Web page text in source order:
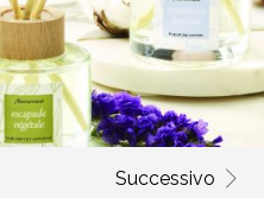
Successivo